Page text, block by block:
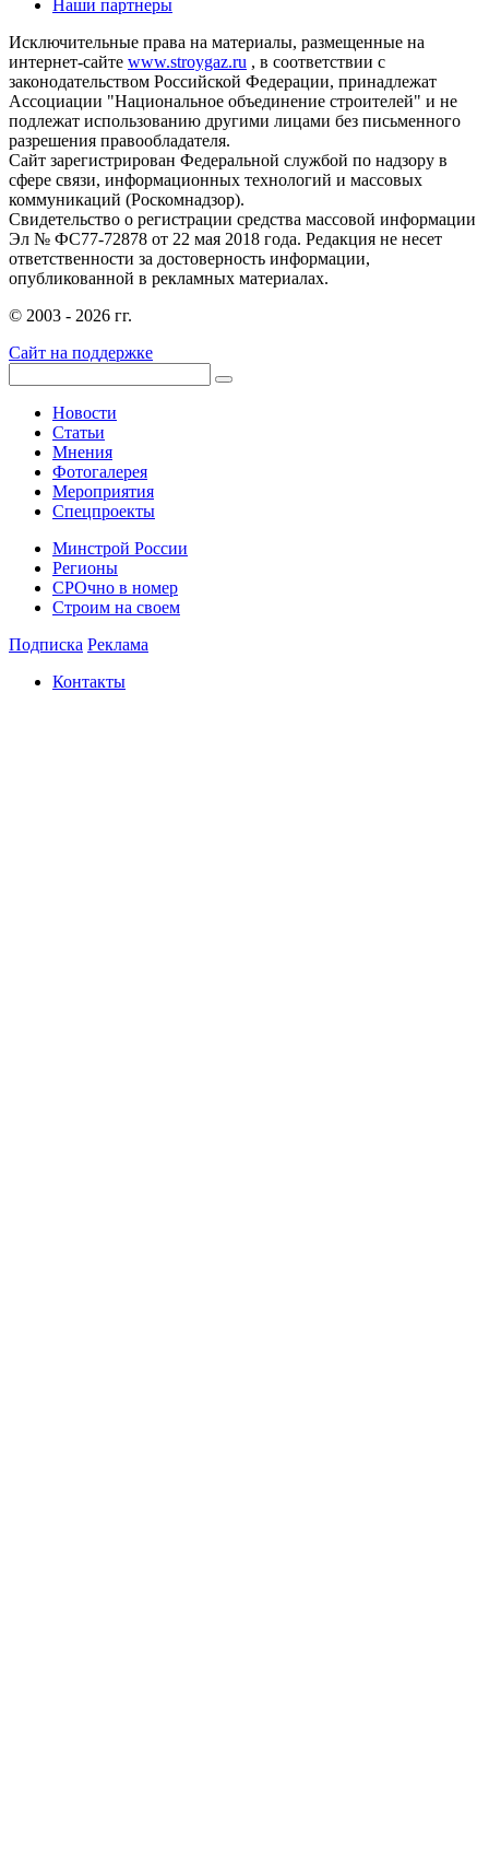
Наши партнеры
Исключительные права на материалы, размещенные на
интернет-сайте www.stroygaz.ru , в соответствии с
законодательством Российской Федерации, принадлежат
Ассоциации "Национальное объединение строителей" и не
подлежат использованию другими лицами без письменного
разрешения правообладателя.
Сайт зарегистрирован Федеральной службой по надзору в
сфере связи, информационных технологий и массовых
коммуникаций (Роскомнадзор).
Свидетельство о регистрации средства массовой информации
Эл № ФС77-72878 от 22 мая 2018 года. Редакция не несет
ответственности за достоверность информации,
опубликованной в рекламных материалах.
© 2003 - 2026 гг.
Сайт на поддержке
Новости
Статьи
Мнения
Фотогалерея
Мероприятия
Спецпроекты
Минстрой России
Регионы
СРОчно в номер
Строим на своем
Подписка Реклама
Контакты